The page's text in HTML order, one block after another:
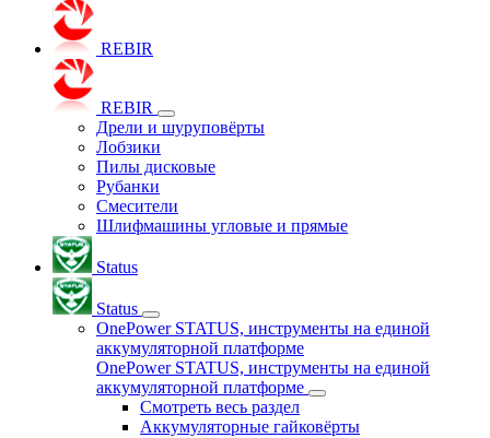
REBIR
REBIR
Дрели и шуруповёрты
Лобзики
Пилы дисковые
Рубанки
Смесители
Шлифмашины угловые и прямые
Status
Status
OnePower STATUS, инструменты на единой
аккумуляторной платформе
OnePower STATUS, инструменты на единой
аккумуляторной платформе
Смотреть весь раздел
Аккумуляторные гайковёрты